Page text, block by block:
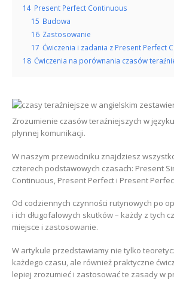
14 Present Perfect Continuous
15 Budowa
16 Zastosowanie
17 Ćwiczenia i zadania z Present Perfect
18 Ćwiczenia na porównania czasów
Zrozumienie czasów teraźniejszych w
płynnej komunikacji.
W naszym przewodniku znajdziesz
czterech podstawowych czasach: Present
Continuous, Present Perfect i Present
Od codziennych czynności rutynowych po
i ich długofalowych skutków – każdy z tych
miejsce i zastosowanie.
W artykule przedstawiamy nie tylko
każdego czasu, ale również praktyczne
lepiej zrozumieć i zastosować te zasady w